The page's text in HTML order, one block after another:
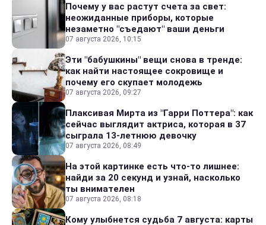
Почему у вас растут счета за свет:
неожиданные приборы, которые
незаметно "съедают" ваши деньги
07 августа 2026, 10:15
Эти "бабушкины" вещи снова в тренде:
как найти настоящее сокровище и
почему его скупает молодежь
07 августа 2026, 09:27
Плаксивая Мирта из "Гарри Поттера": как
сейчас выглядит актриса, которая в 37
сыграла 13-летнюю девочку
07 августа 2026, 08:49
На этой картинке есть что-то лишнее:
найди за 20 секунд и узнай, насколько
ты внимателен
07 августа 2026, 08:18
Кому улыбнется судьба 7 августа: карты